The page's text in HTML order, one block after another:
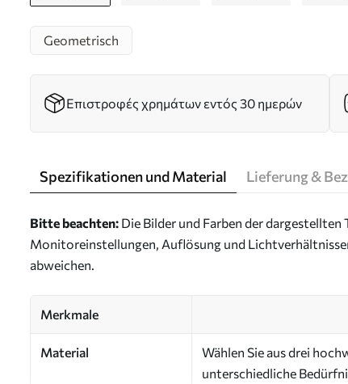
Geometrisch
Επιστροφές χρημάτων εντός 30 ημερών
Spezifikationen und Material Lieferung &
Bitte beachten: Die Bilder und Farben der
Monitoreinstellungen, Auflösung und
abweichen.
Merkmale
Material
Wählen Sie aus drei
unterschiedliche